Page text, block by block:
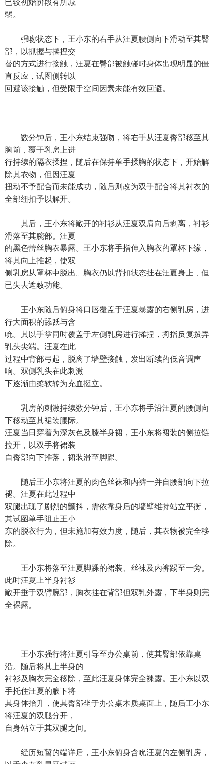
已较初始阶段有所减
弱。
强吻状态下，王小东的右手从汪夏腰侧向下滑动至其臀
部，以抓握与揉捏交
替的方式进行接触，汪夏在臀部被触碰时身体出现明显的僵
直反应，试图侧转以
回避该接触，但受限于空间因素未能有效回避。
数分钟后，王小东结束强吻，将右手从汪夏臀部移至其
胸前，覆于乳房上进
行持续的隔衣揉捏，随后在保持单手揉胸的状态下，开始解
除其衣物，但因汪夏
扭动不予配合而未能成功，随后则改为双手配合将其衬衣的
全部纽扣予以解开。
其后，王小东将敞开的衬衫从汪夏双肩向后剥离，衬衫
滑落至其腕部。汪夏
的黑色蕾丝胸衣暴露。王小东将手指伸入胸衣的罩杯下缘，
将其向上推起，使双
侧乳房从罩杯中脱出。胸衣仍以背扣状态挂在汪夏身上，但
已失去遮蔽功能。
王小东随后俯身将口唇覆盖于汪夏暴露的右侧乳房，进
行大面积的舔舐与含
吮。其以手掌同时覆盖于左侧乳房进行揉捏，拇指反复拨弄
乳头尖端。汪夏在此
过程中背部弓起，脱离了墙壁接触，发出断续的低音调声
响。双侧乳头在此刺激
下逐渐由柔软转为充血挺立。
乳房的刺激持续数分钟后，王小东将手沿汪夏的腰侧向
下移动至其裙装腰际。
汪夏当日穿着为深灰色及膝半身裙，王小东将裙装的侧拉链
拉开，以双手将裙装
自臀部向下推落，裙装滑至脚踝。
随后王小东将汪夏的肉色丝袜和内裤一并自腰部向下拉
褪。汪夏在此过程中
双腿出现了剧烈的颤抖，需依靠身后的墙壁维持站立平衡，
其试图单手阻止王小
东的脱衣行为，但未施加有效力度，随后，其衣物被完全移
除。
王小东将落至汪夏脚踝的裙装、丝袜及内裤踢至一旁。
此时汪夏上半身衬衫
敞开垂于双臂腕部，胸衣挂在背部但双乳外露，下半身则完
全裸露。
王小东强行将汪夏引导至办公桌前，使其臀部依靠桌
沿。随后将其上半身的
衬衫及胸衣完全移除，至此汪夏身体完全裸露。王小东以双
手托住汪夏的腋下将
其身体抬升，使其臀部坐于办公桌木质桌面上，随后王小东
将汪夏的双腿分开，
自身站立于其双腿之间。
经历短暂的端详后，王小东俯身含吮汪夏的左侧乳房，